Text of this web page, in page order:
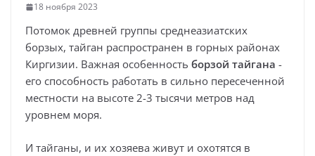
18 ноября 2023
Потомок древней группы среднеазиатских
борзых, тайган распространен в горных районах
Киргизии. Важная особенность борзой тайгана -
его способность работать в сильно пересеченной
местности на высоте 2-3 тысячи метров над
уровнем моря.
И тайганы, и их хозяева живут и охотятся в